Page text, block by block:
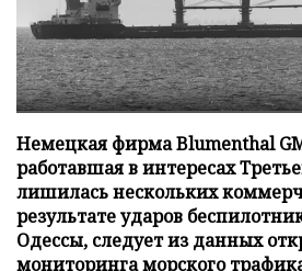
Немецкая фирма Blumenthal
работавшая в интересах
лишилась нескольких
результате ударов
Одессы, следует из данных
мониторинга морского